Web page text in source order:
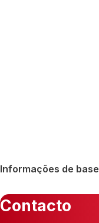
Informações de base
Contacto